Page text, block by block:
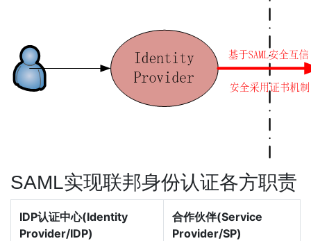
SAML实现联邦身份认证各方职责
IDP认证中心(Identity
Provider/IDP)
合作伙伴(Service
Provider/SP)